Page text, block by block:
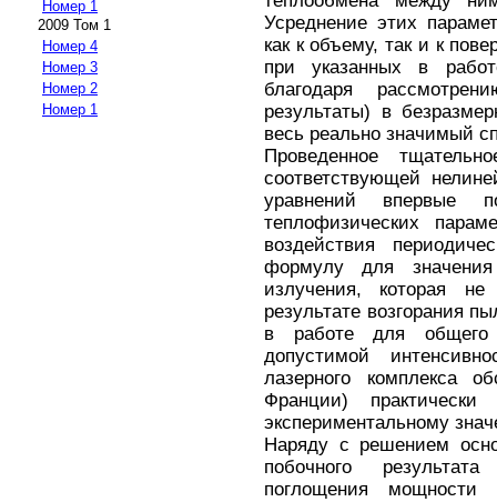
Номер 1
2009 Том 1
Номер 4
Номер 3
Номер 2
Номер 1
Усреднение этих
как к объему, так и к
при указанных в
благодаря
результаты) в
весь реально значимый
Проведенное
соответствующей
уравнений впервые
теплофизических
воздействия
формулу для
излучения, которая
результате возгорания
в работе для общего
допустимой
лазерного комплекса
Франции) практически
экспериментальному
Наряду с решением
побочного
поглощения мощности